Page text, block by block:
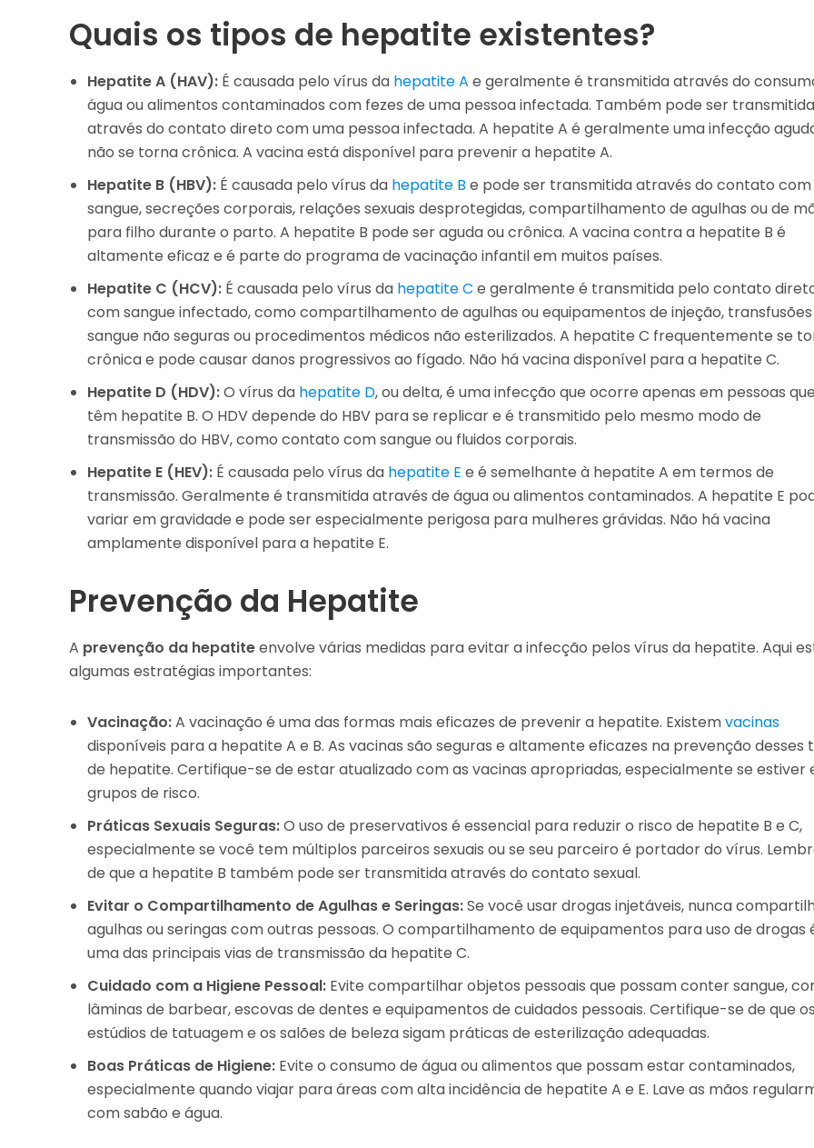
Quais os tipos de hepatite existentes?
Hepatite A (HAV):É causada pelo vírus da hepatite A e geralmente é transmitida através do
água ou alimentos contaminados com fezes de uma pessoa infectada. Também pode ser transmitida
através do contato direto com uma pessoa infectada. A hepatite A é geralmente uma infecção
não se torna crônica. A vacina está disponível para prevenir a hepatite A.
Hepatite B (HBV):É causada pelo vírus da hepatite B e pode ser transmitida através do contato com
sangue, secreções corporais, relações sexuais desprotegidas, compartilhamento de agulhas ou de
para filho durante o parto. A hepatite B pode ser aguda ou crônica. A vacina contra a hepatite B é
altamente eficaz e é parte do programa de vacinação infantil em muitos países.
Hepatite C (HCV):É causada pelo vírus da hepatite C e geralmente é transmitida pelo contato
com sangue infectado, como compartilhamento de agulhas ou equipamentos de injeção,
sangue não seguras ou procedimentos médicos não esterilizados. A hepatite C frequentemente se
crônica e pode causar danos progressivos ao fígado. Não há vacina disponível para a hepatite C.
Hepatite D (HDV):O vírus da hepatite D, ou delta, é uma infecção que ocorre apenas em pessoas
têm hepatite B. O HDV depende do HBV para se replicar e é transmitido pelo mesmo modo de
transmissão do HBV, como contato com sangue ou fluidos corporais.
Hepatite E (HEV):É causada pelo vírus da hepatite E e é semelhante à hepatite A em termos de
transmissão. Geralmente é transmitida através de água ou alimentos contaminados. A hepatite E
variar em gravidade e pode ser especialmente perigosa para mulheres grávidas. Não há vacina
amplamente disponível para a hepatite E.
Prevenção da Hepatite
A prevenção da hepatiteenvolve várias medidas para evitar a infecção pelos vírus da hepatite. Aqui
algumas estratégias importantes:
Vacinação:A vacinação é uma das formas mais eficazes de prevenir a hepatite. Existemvacinas
disponíveis para a hepatite A e B. As vacinas são seguras e altamente eficazes na prevenção desses
de hepatite. Certifique-se de estar atualizado com as vacinas apropriadas, especialmente se estiver
grupos de risco.
Práticas Sexuais Seguras:O uso de preservativos é essencial para reduzir o risco de hepatite B e C,
especialmente se você tem múltiplos parceiros sexuais ou se seu parceiro é portador do vírus.
de que a hepatite B também pode ser transmitida através do contato sexual.
Evitar o Compartilhamento de Agulhas e Seringas:Se você usar drogas injetáveis, nunca
agulhas ou seringas com outras pessoas. O compartilhamento de equipamentos para uso de drogas
uma das principais vias de transmissão da hepatite C.
Cuidado com a Higiene Pessoal:Evite compartilhar objetos pessoais que possam conter sangue,
lâminas de barbear, escovas de dentes e equipamentos de cuidados pessoais. Certifique-se de que os
estúdios de tatuagem e os salões de beleza sigam práticas de esterilização adequadas.
Boas Práticas de Higiene:Evite o consumo de água ou alimentos que possam estar contaminados,
especialmente quando viajar para áreas com alta incidência de hepatite A e E. Lave as mãos
com sabão e água.